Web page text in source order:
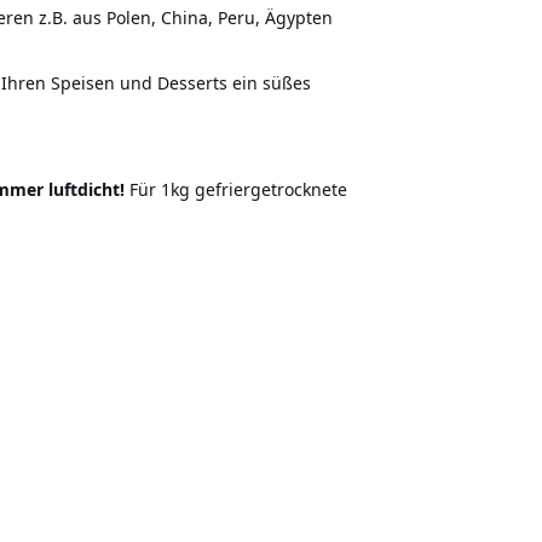
z.B. aus Polen, China, Peru, Ägypten
Speisen und Desserts ein süßes
luftdicht! Für 1kg gefriergetrocknete